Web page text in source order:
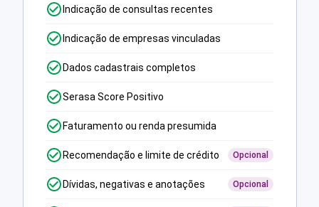
Indicação de consultas recentes
Indicação de empresas vinculadas
Dados cadastrais completos
Serasa Score Positivo
Faturamento ou renda presumida
Recomendação e limite de crédito Opcional
Dívidas, negativas e anotações Opcional